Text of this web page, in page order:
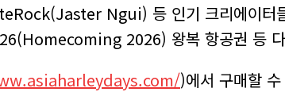
Ngui) 등 인기 크리에이터
2026) 왕복 항공권 등
)에서 구매할